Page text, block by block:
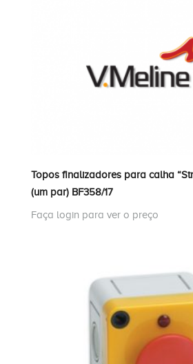
Topos finalizadores para calha
(um par) BF358/17
Faça login para ver o preço